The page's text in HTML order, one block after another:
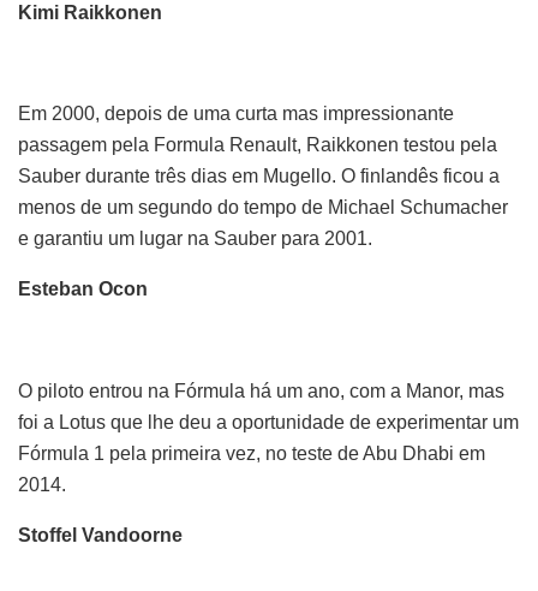
Kimi Raikkonen
Em 2000, depois de uma curta mas impressionante
passagem pela Formula Renault, Raikkonen testou pela
Sauber durante três dias em Mugello. O finlandês ficou a
menos de um segundo do tempo de Michael Schumacher
e garantiu um lugar na Sauber para 2001.
Esteban Ocon
O piloto entrou na Fórmula há um ano, com a Manor, mas
foi a Lotus que lhe deu a oportunidade de experimentar um
Fórmula 1 pela primeira vez, no teste de Abu Dhabi em
2014.
Stoffel Vandoorne